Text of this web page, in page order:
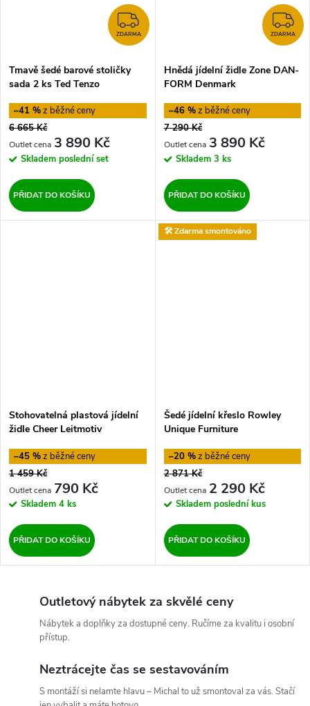
ZDARMA
ZDARMA
Tmavě šedé barové stoličky
sada 2 ks Ted Tenzo
–41 %
6 665 Kč
3 890 Kč
Skladem poslední set
PŘIDAT DO KOŠÍKU
ZDARMA
Hnědá jídelní židle Zone DAN-
FORM Denmark
–46 %
7 290 Kč
3 890 Kč
Skladem 3 ks
PŘIDAT DO KOŠÍKU
Stohovatelná plastová jídelní
židle Cheer Leitmotiv
–45 %
1 459 Kč
790 Kč
Skladem 4 ks
PŘIDAT DO KOŠÍKU
🛠️ Zdarma smontováno
Šedé jídelní křeslo Rowley
Unique Furniture
–20 %
2 871 Kč
2 290 Kč
Skladem poslední kus
PŘIDAT DO KOŠÍKU
Outletový nábytek za skvělé ceny
Nábytek a doplňky za dostupné ceny. Ručíme za kvalitu i osobní
přístup.
Neztrácejte čas se sestavováním
S montáží si nelamte hlavu – Michal to už smontoval za vás. Stačí